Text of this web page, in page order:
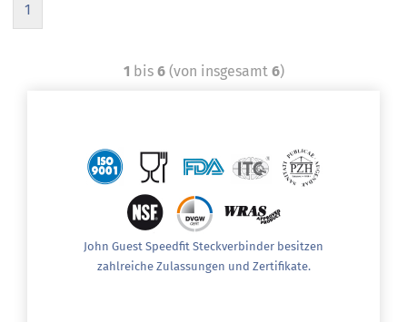
1
1 bis 6(von insgesamt 6)
John Guest Speedfit Steckverbinder besitzen
zahlreiche Zulassungen und Zertifikate.